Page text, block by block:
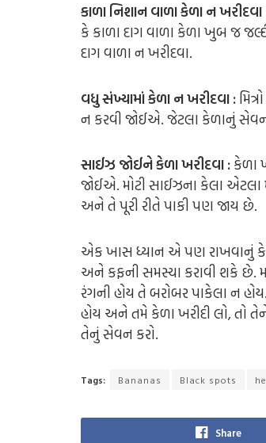
કાળા નિશાન વાળા કેળા ન ખરીદવા
કે કાળા દાગ વાળા કેળા ખુબ જ
દાગ વાળા ન ખરીદવા.
વધુ સંખ્યામાં કેળા ન ખરીદવા :
ન કરવી જોઈએ. જેટલા કેળાનું
સાઈઝ જોઈને કેળા ખરીદવા :કેળા
જોઈએ. મોટી સાઈઝના કેલા એટલા
અને તે પૂરી રીતે પાકી પણ જાય છે.
એક ખાસ ધ્યાન એ પણ રાખવાનું
અને કફની સમસ્યા કરાવી શકે છે.
રંગની હોય તે બરોબર પાકેલા ન
હોય અને તમે કેળા ખરીદી લો, તો
તેનું સેવન કરો.
Tags: Bananas Black spots
Share